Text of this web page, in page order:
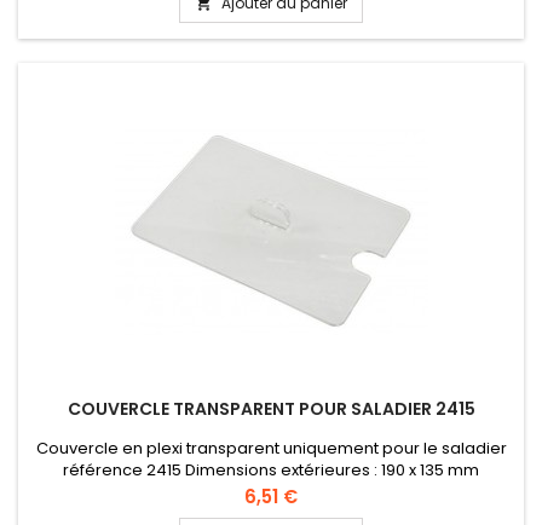
COUVERCLE TRANSPARENT POUR SALADIER 2415
Couvercle en plexi transparent uniquement pour le saladier
référence 2415 Dimensions extérieures : 190 x 135 mm
Prix
6,51 €